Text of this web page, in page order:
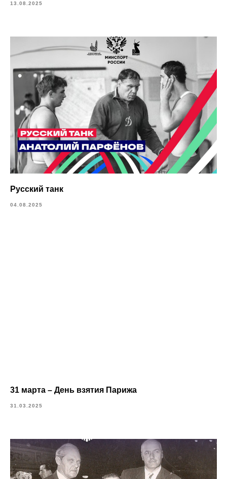
13.08.2025
Русский танк
04.08.2025
31 марта – День взятия Парижа
31.03.2025
ПОВЫШЕНИЕ
КВАЛИФИКАЦИИ
О НАС